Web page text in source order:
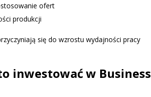
ofert
produkcji
się do wzrostu wydajności pracy
inwestować w Business